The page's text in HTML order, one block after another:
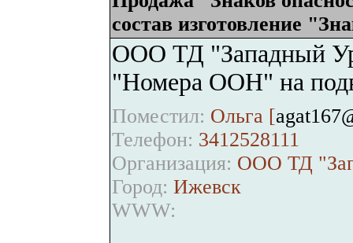
состав изготовление
ООО ТД "Западный
"Номера ООН" на
Поместил: Ольга [
Телефон: 3412528111
Организация: ООО ТД
Город: Ижевск
WWW: